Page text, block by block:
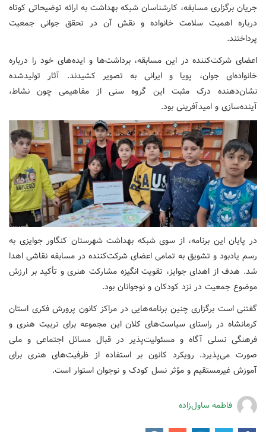
جریان برگزاری مسابقه، کارشناسان شبکه بهداشت به ارائه توضیحاتی کوتاه
درباره اهمیت سلامت خانواده و نقش آن در تحقق جوانی جمعیت
پرداختند.
اعضای شرکت‌کننده در این مسابقه، برداشت‌ها و ایده‌های خود را درباره
خانواده‌ای جوان، پویا و ایرانی به تصویر کشیدند. آثار تولیدشده
نشان‌دهنده درک مثبت این گروه سنی از مفاهیمی چون نشاط،
آینده‌سازی و امیدآفرینی بود.
در پایان این برنامه، از سوی شبکه بهداشت شهرستان کنگاور جوایزی به
رسم یادبود و تشویق به تمامی اعضای شرکت‌کننده در مسابقه نقاشی اهدا
شد. هدف از اهدای جوایز، تقویت انگیزه مشارکت هنری و تأکید بر ارزش
موضوع جمعیت در نزد کودکان و نوجوانان بود.
گفتنی است برگزاری چنین برنامه‌هایی در مراکز کانون پرورش فکری استان
کرمانشاه در راستای سیاست‌های کلان این مجموعه برای تربیت هنری و
فرهنگی نسلی آگاه و مسئولیت‌پذیر در قبال مسائل اجتماعی و ملی
صورت می‌پذیرد. رویکرد کانون بر استفاده از ظرفیت‌های هنری برای
آموزش غیرمستقیم و مؤثر نسل کودک و نوجوان استوار است.
فاطمه ساول‌زاده